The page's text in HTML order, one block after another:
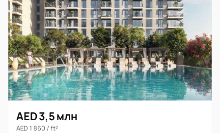
AED 3,5 млн
AED 1 860 / ft²